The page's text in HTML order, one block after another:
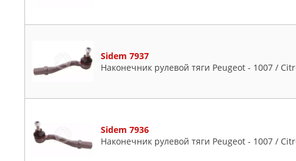
Sidem 7937
Наконечник рулевой тяги Peugeot - 1007 /
Sidem 7936
Наконечник рулевой тяги Peugeot - 1007 /